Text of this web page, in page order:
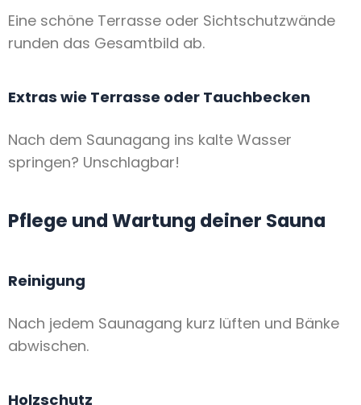
Eine schöne Terrasse oder Sichtschutzwände
runden das Gesamtbild ab.
Extras wie Terrasse oder Tauchbecken
Nach dem Saunagang ins kalte Wasser
springen? Unschlagbar!
Pflege und Wartung deiner Sauna
Reinigung
Nach jedem Saunagang kurz lüften und Bänke
abwischen.
Holzschutz